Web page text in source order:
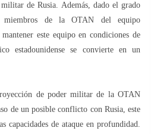
de Rusia. Además, dado el grado
miembros de la OTAN del equipo
este equipo en condiciones de
estadounidense se convierte en un
de poder militar de la OTAN
de un posible conflicto con Rusia, este
capacidades de ataque en profundidad.